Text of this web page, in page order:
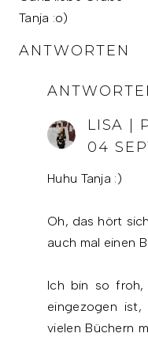
Tanja :o)
ANTWORTEN
LISA |
04
Huhu Tanja :)
Oh, das hört
auch mal einen
Ich bin so froh,
eingezogen
vielen Büchern